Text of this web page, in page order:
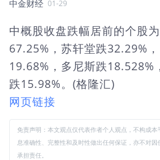
中金财经 01-29
中概股收盘跌幅居前的个股
67.25%，苏轩堂跌32.29%
19.68%，多尼斯跌
跌15.98%。(格隆汇)
网页链接
免责声明：本文观点仅代表作者个人观点，不构成
息准确性、完整性和及时性做出任何保证，亦不对
承担责任。